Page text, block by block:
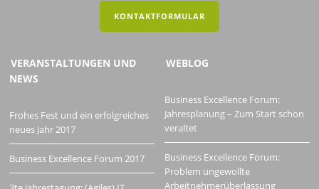
KONTAKTFORMULAR
VERANSTALTUNGEN UND
NEWS
Frohes Fest und ein erfolgreiches
neues Jahr 2017
Business Excellence Forum 2017
WEBLOG
Business Excellence Forum:
Jahresplanung – Zum Start schon
veraltet
Business Excellence Forum:
Problem ungewollte
Arbeitnehmerüberlassung